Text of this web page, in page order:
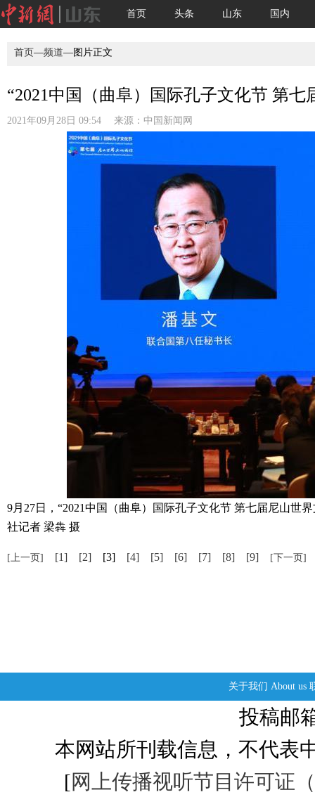
首页 头条 山东 国内
首页—频道—图片正文
“2021中国（曲阜）国际孔子文化节 第
2021年09月28日 09:54 来源： 中国新闻网
9月27日，“2021中国（曲阜）国际孔子文化节 第七届尼山世
社记者 梁犇 摄
[上一页] [1] [2] [3] [4] [5] [6] [7] [8] [9] [下一页]
关于我们 About us
投稿邮
本网站所刊载信息，不代表
[网上传播视听节目许可证